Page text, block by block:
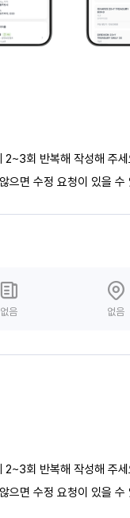
2~3회 반복해 작성해 주
으면 수정 요청이 있을 수
없음 없음
2~3회 반복해 작성해 주
으면 수정 요청이 있을 수